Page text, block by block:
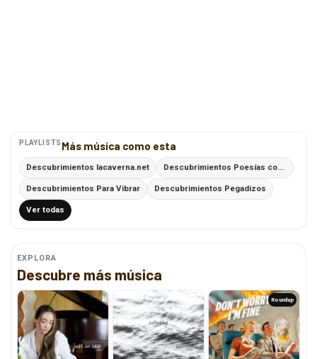
PLAYLISTS Más música como esta
Descubrimientos lacaverna.net Descubrimientos Poesías con Ritmo
Descubrimientos Para Vibrar Descubrimientos Pegadizos
Ver todas
EXPLORA
Descubre más música
Roundup